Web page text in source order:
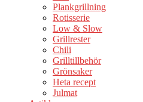
Plankgrillning
Rotisserie
Low & Slow
Grillrester
Chili
Grilltillbehör
Grönsaker
Heta recept
Julmat